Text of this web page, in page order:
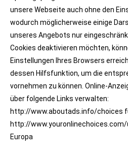
unsere Webseite auch ohne den
wodurch möglicherweise einige
unseres Angebots nur
Cookies deaktivieren möchten,
Einstellungen Ihres Browsers
dessen Hilfsfunktion, um die
vornehmen zu können. Online-
über folgende Links verwalten:
http://www.aboutads.info/choices
http://
Europa